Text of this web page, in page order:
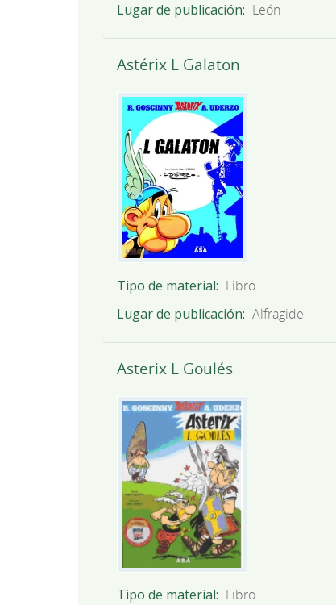
Lugar de publicación
León
Astérix L Galaton
Tipo de material Libro
Lugar de publicación Alfragide
Asterix L Goulés
Tipo de material Libro